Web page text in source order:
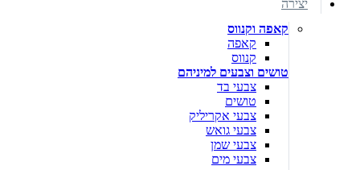
יצירה
קאפה וקנווס
קאפה
קנווס
טושים וצבעים למיניהם
צבעי בד
טושים
צבעי אקריליק
צבעי גואש
צבעי שמן
צבעי מים